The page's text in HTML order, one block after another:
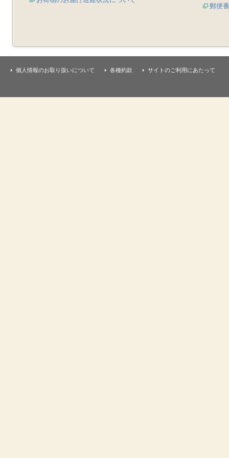
郵便
個人情報のお取り扱いについて 各種約款 サイトのご利用にあたって